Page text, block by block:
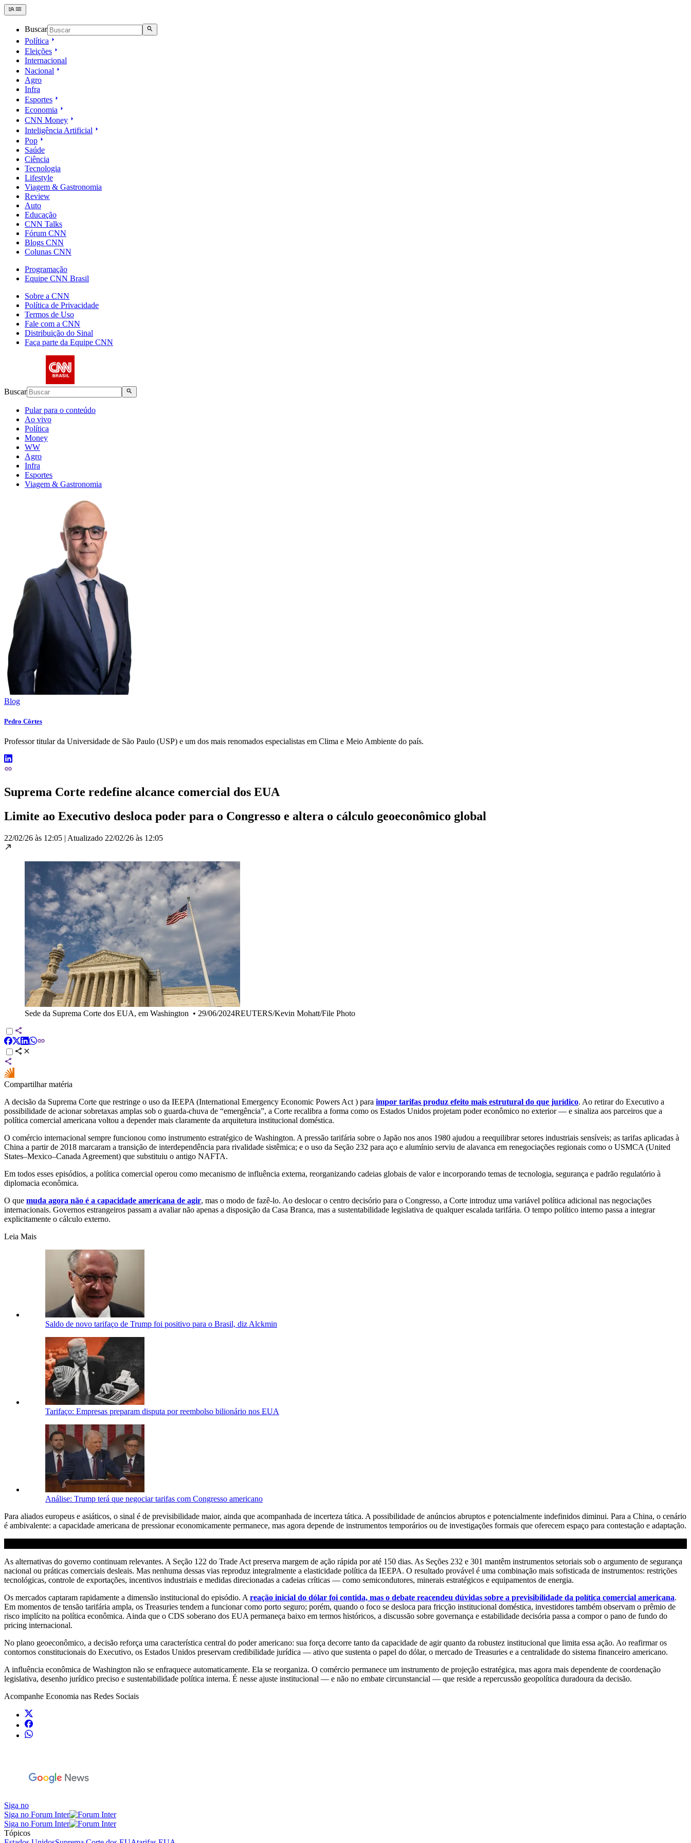
Buscar
Política
Eleições
Internacional
Nacional
Agro
Infra
Esportes
Economia
CNN Money
Inteligência Artificial
Pop
Saúde
Ciência
Tecnologia
Lifestyle
Viagem & Gastronomia
Review
Auto
Educação
CNN Talks
Fórum CNN
Blogs CNN
Colunas CNN
Programação
Equipe CNN Brasil
Sobre a CNN
Política de Privacidade
Termos de Uso
Fale com a CNN
Distribuição do Sinal
Faça parte da Equipe CNN
Buscar
Pular para o conteúdo
Ao vivo
Política
Money
WW
Agro
Infra
Esportes
Viagem & Gastronomia
Blog
Pedro Côrtes
Professor titular da Universidade de São Paulo (USP) e um dos mais renomados especialistas em Clima e Meio Ambiente do país.
Suprema Corte redefine alcance comercial dos EUA
Limite ao Executivo desloca poder para o Congresso e altera o cálculo geoeconômico global
22/02/26 às 12:05 | Atualizado 22/02/26 às 12:05
Sede da Suprema Corte dos EUA, em Washington • 29/06/2024REUTERS/Kevin Mohatt/File Photo
Compartilhar matéria
A decisão da Suprema Corte que restringe o uso da IEEPA (International Emergency Economic Powers Act ) para impor tarifas produz efeito mais estrutural do que jurídico. Ao retirar do Executivo a
possibilidade de acionar sobretaxas amplas sob o guarda-chuva de “emergência”, a Corte recalibra a forma como os Estados Unidos projetam poder econômico no exterior — e sinaliza aos parceiros que a
política comercial americana voltou a depender mais claramente da arquitetura institucional doméstica.
O comércio internacional sempre funcionou como instrumento estratégico de Washington. A pressão tarifária sobre o Japão nos anos 1980 ajudou a reequilibrar setores industriais sensíveis; as tarifas aplicadas à
China a partir de 2018 marcaram a transição de interdependência para rivalidade sistêmica; e o uso da Seção 232 para aço e alumínio serviu de alavanca em renegociações regionais como o USMCA (United
States–Mexico–Canada Agreement) que substituiu o antigo NAFTA.
Em todos esses episódios, a política comercial operou como mecanismo de influência externa, reorganizando cadeias globais de valor e incorporando temas de tecnologia, segurança e padrão regulatório à
diplomacia econômica.
O que muda agora não é a capacidade americana de agir, mas o modo de fazê-lo. Ao deslocar o centro decisório para o Congresso, a Corte introduz uma variável política adicional nas negociações
internacionais. Governos estrangeiros passam a avaliar não apenas a disposição da Casa Branca, mas a sustentabilidade legislativa de qualquer escalada tarifária. O tempo político interno passa a integrar
explicitamente o cálculo externo.
Leia Mais
Saldo de novo tarifaço de Trump foi positivo para o Brasil, diz Alckmin
Tarifaço: Empresas preparam disputa por reembolso bilionário nos EUA
Análise: Trump terá que negociar tarifas com Congresso americano
Para aliados europeus e asiáticos, o sinal é de previsibilidade maior, ainda que acompanhada de incerteza tática. A possibilidade de anúncios abruptos e potencialmente indefinidos diminui. Para a China, o cenário
é ambivalente: a capacidade americana de pressionar economicamente permanece, mas agora depende de instrumentos temporários ou de investigações formais que oferecem espaço para contestação e adaptação.
As alternativas do governo continuam relevantes. A Seção 122 do Trade Act preserva margem de ação rápida por até 150 dias. As Seções 232 e 301 mantêm instrumentos setoriais sob o argumento de segurança
nacional ou práticas comerciais desleais. Mas nenhuma dessas vias reproduz integralmente a elasticidade política da IEEPA. O resultado provável é uma combinação mais sofisticada de instrumentos: restrições
tecnológicas, controle de exportações, incentivos industriais e medidas direcionadas a cadeias críticas — como semicondutores, minerais estratégicos e equipamentos de energia.
Os mercados captaram rapidamente a dimensão institucional do episódio. A reação inicial do dólar foi contida, mas o debate reacendeu dúvidas sobre a previsibilidade da política comercial americana.
Em momentos de tensão tarifária ampla, os Treasuries tendem a funcionar como porto seguro; porém, quando o foco se desloca para fricção institucional doméstica, investidores também observam o prêmio de
risco implícito na política econômica. Ainda que o CDS soberano dos EUA permaneça baixo em termos históricos, a discussão sobre governança e estabilidade decisória passa a compor o pano de fundo do
pricing internacional.
No plano geoeconômico, a decisão reforça uma característica central do poder americano: sua força decorre tanto da capacidade de agir quanto da robustez institucional que limita essa ação. Ao reafirmar os
contornos constitucionais do Executivo, os Estados Unidos preservam credibilidade jurídica — ativo que sustenta o papel do dólar, o mercado de Treasuries e a centralidade do sistema financeiro americano.
A influência econômica de Washington não se enfraquece automaticamente. Ela se reorganiza. O comércio permanece um instrumento de projeção estratégica, mas agora mais dependente de coordenação
legislativa, desenho jurídico preciso e sustentabilidade política interna. É nesse ajuste institucional — e não no embate circunstancial — que reside a repercussão geopolítica duradoura da decisão.
Acompanhe Economia nas Redes Sociais
Siga no
Siga no Forum Inter
Siga no Forum Inter
Tópicos